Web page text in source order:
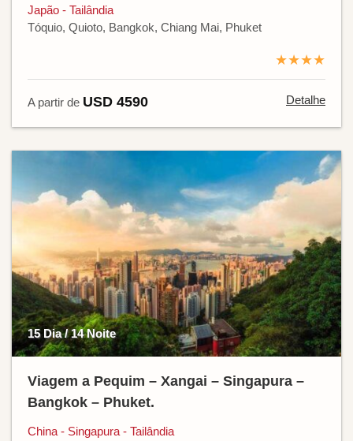
Japão - Tailândia
Tóquio, Quioto, Bangkok, Chiang Mai, Phuket
★★★★
A partir de USD 4590 Detalhe
15 Dia / 14 Noite
Viagem a Pequim – Xangai – Singapura –
Bangkok – Phuket.
China - Singapura - Tailândia